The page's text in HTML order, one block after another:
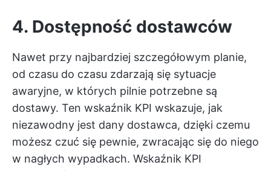
4. Dostępność dostawców
Nawet przy najbardziej szczegółowym planie,
od czasu do czasu zdarzają się sytuacje
awaryjne, w których pilnie potrzebne są
dostawy. Ten wskaźnik KPI wskazuje, jak
niezawodny jest dany dostawca, dzięki czemu
możesz czuć się pewnie, zwracając się do niego
w nagłych wypadkach. Wskaźnik KPI